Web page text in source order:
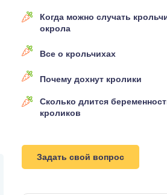
Когда можно случать
окрола
Все о крольчихах
Почему дохнут кролики
Сколько длится
кроликов
Задать свой вопрос